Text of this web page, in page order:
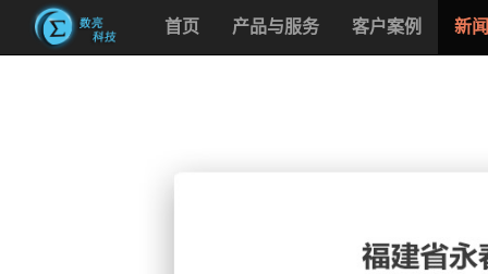
首页 产品与服务 客户案例 新